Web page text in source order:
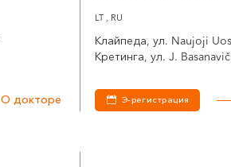
О докторе
LT , RU
Клайпеда, ул. Naujoji
Кретинга, ул. J.
Э-регистрация